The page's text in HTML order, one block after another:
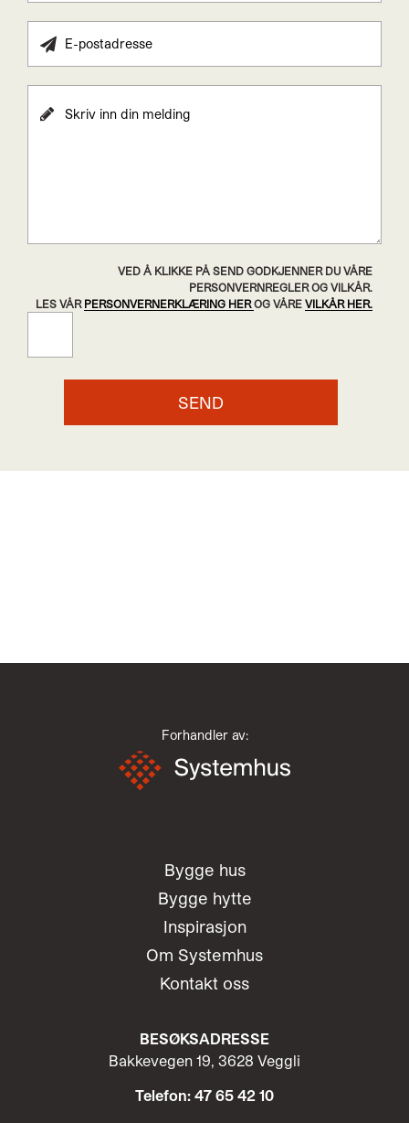
VED Å KLIKKE PÅ SEND GODKJENNER DU VÅRE
PERSONVERNREGLER OG VILKÅR.
LES VÅR PERSONVERNERKLÆRING HEROG VÅRE VILKÅR HER.
Forhandler av:
Bygge hus
Bygge hytte
Inspirasjon
Om Systemhus
Kontakt oss
BESØKSADRESSE
Bakkevegen 19, 3628 Veggli
Telefon: 47 65 42 10